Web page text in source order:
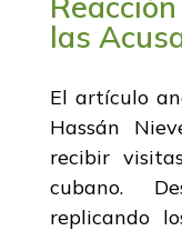
las
El artículo
Hassán
recibir
cubano.
replicando